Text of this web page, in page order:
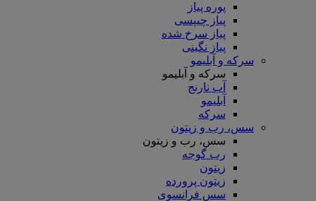
پوره پیاز
پیاز چیپسی
پیاز سرخ شده
پیاز نگینی
سرکه و آبلیمو
سرکه و آبلیمو
آب نارنج
آبلیمو
سرکه
سس، رب و زیتون
سس، رب و زیتون
رب گوجه
زیتون
زیتون پرورده
سس فرانسوی